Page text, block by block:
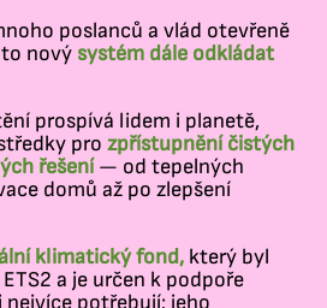
poslanců a vlád otevřeně
nový systém dále odkládat
prospívá lidem i planetě,
prozpřístupnění čistých
řešení— od tepelných
domů až po zlepšení
klimatický fond, který byl
a je určen k podpoře
potřebují; jeho